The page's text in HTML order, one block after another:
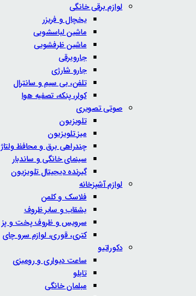
لوازم برقی خانگی
یخچال و فریزر
ماشین لباسشویی
ماشین ظرفشویی
جاروبرقی
جارو شارژی
تلفن، بی سیم و سانترال
کولر، پنکه، تصفیه هوا
صوتی تصویری
تلویزیون
میز تلویزیون
چندراهی برق و محافظ ولتاژ
سینمای خانگی و ساندبار
گیرنده دیجیتال تلویزیون
لوازم آشپزخانه
فلاسک و کلمن
بشقاب و سایر ظروف
سرویس و ظروف پخت و پز
کتری، قوری، لوازم سرو چای
دکوراتیو
ساعت دیواری و رومیزی
تابلو
مبلمان خانگی